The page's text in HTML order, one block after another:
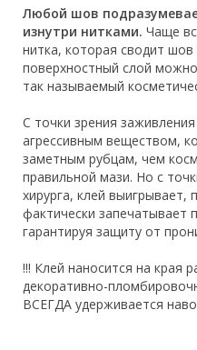
Любой шов
изнутри нитками. Чаще
нитка, которая сводит
поверхностный слой
так называемый
С точки зрения
агрессивным веществом,
заметным рубцам, чем
правильной мази. Но с
хирурга, клей выигрывает,
фактически запечатывает
гарантируя защиту от
!!! Клей наносится на края
декоративно-
ВСЕГДА удерживается